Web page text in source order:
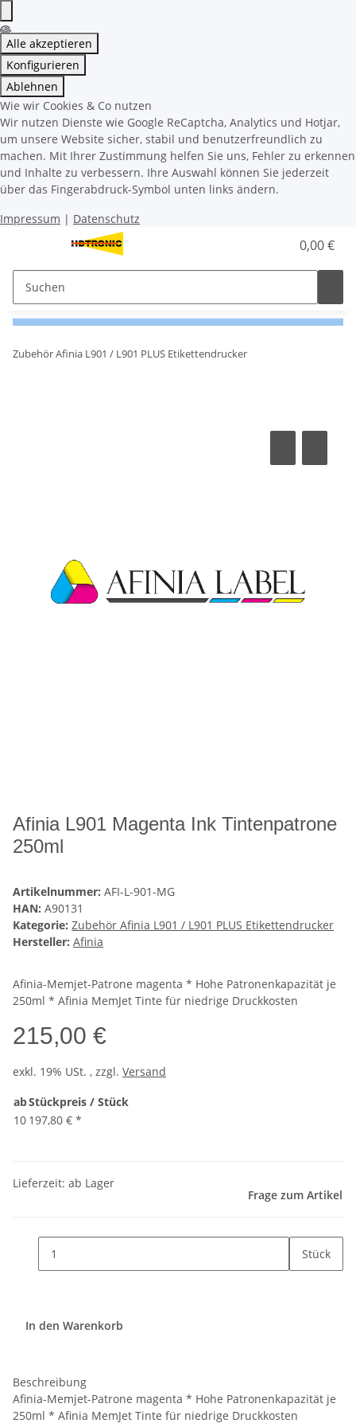
Alle akzeptieren
Konfigurieren
Ablehnen
Wie wir Cookies & Co nutzen
Wir nutzen Dienste wie Google ReCaptcha, Analytics und Hotjar,
um unsere Website sicher, stabil und benutzerfreundlich zu
machen. Mit Ihrer Zustimmung helfen Sie uns, Fehler zu erkennen
und Inhalte zu verbessern. Ihre Auswahl können Sie jederzeit
über das Fingerabdruck-Symbol unten links ändern.
Impressum | Datenschutz
0,00 €
Zubehör Afinia L901 / L901 PLUS Etikettendrucker
Afinia L901 Magenta Ink Tintenpatrone
250ml
Artikelnummer: AFI-L-901-MG
HAN: A90131
Kategorie: Zubehör Afinia L901 / L901 PLUS Etikettendrucker
Hersteller: Afinia
Afinia-Memjet-Patrone magenta * Hohe Patronenkapazität je
250ml * Afinia MemJet Tinte für niedrige Druckkosten
215,00 €
exkl. 19% USt. , zzgl. Versand
abStückpreis / Stück
10 197,80 € *
Lieferzeit: ab Lager
Frage zum Artikel
Stück
In den Warenkorb
Beschreibung
Afinia-Memjet-Patrone magenta * Hohe Patronenkapazität je
250ml * Afinia MemJet Tinte für niedrige Druckkosten